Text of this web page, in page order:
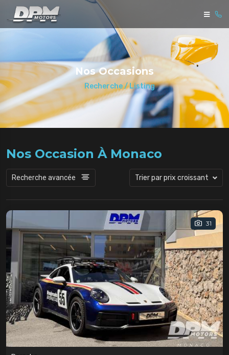
Nos Occasions
Recherche / Listing
Nos Occasion À Monaco
Trier par prix croissant
Recherche avancée
31